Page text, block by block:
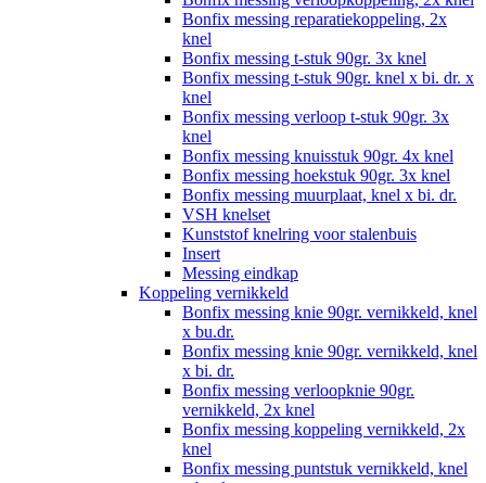
Bonfix messing reparatiekoppeling, 2x
knel
Bonfix messing t-stuk 90gr. 3x knel
Bonfix messing t-stuk 90gr. knel x bi. dr. x
knel
Bonfix messing verloop t-stuk 90gr. 3x
knel
Bonfix messing knuisstuk 90gr. 4x knel
Bonfix messing hoekstuk 90gr. 3x knel
Bonfix messing muurplaat, knel x bi. dr.
VSH knelset
Kunststof knelring voor stalenbuis
Insert
Messing eindkap
Koppeling vernikkeld
Bonfix messing knie 90gr. vernikkeld, knel
x bu.dr.
Bonfix messing knie 90gr. vernikkeld, knel
x bi. dr.
Bonfix messing verloopknie 90gr.
vernikkeld, 2x knel
Bonfix messing koppeling vernikkeld, 2x
knel
Bonfix messing puntstuk vernikkeld, knel